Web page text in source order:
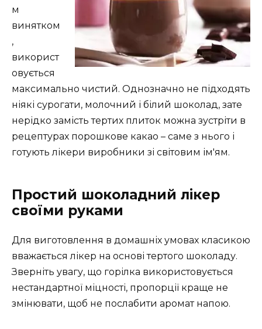
м
винятком
,
використ
овується
максимально чистий. Однозначно не підходять
ніякі сурогати, молочний і білий шоколад, зате
нерідко замість тертих плиток можна зустріти в
рецептурах порошкове какао – саме з нього і
готують лікери виробники зі світовим ім'ям.
Простий шоколадний лікер
своїми руками
Для виготовлення в домашніх умовах класикою
вважається лікер на основі тертого шоколаду.
Зверніть увагу, що горілка використовується
нестандартної міцності, пропорції краще не
змінювати, щоб не послабити аромат напою.